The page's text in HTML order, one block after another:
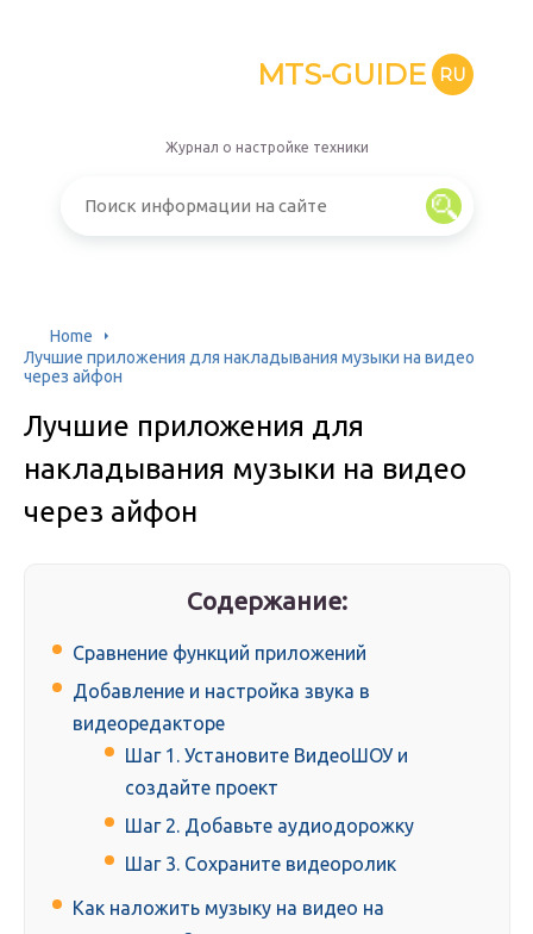
MTS-GUIDE RU
Журнал о настройке техники
Home
Лучшие приложения для накладывания музыки на видео
через айфон
Лучшие приложения для
накладывания музыки на видео
через айфон
Содержание:
Сравнение функций приложений
Добавление и настройка звука в
видеоредакторе
Шаг 1. Установите ВидеоШОУ и
создайте проект
Шаг 2. Добавьте аудиодорожку
Шаг 3. Сохраните видеоролик
Как наложить музыку на видео на